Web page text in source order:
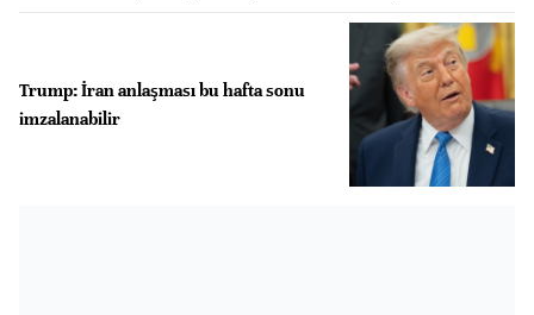
Trump: İran anlaşması bu hafta sonu
imzalanabilir